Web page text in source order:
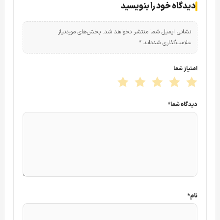
این شرکت با بهره گیری از نیرو های کار آمد در بخش تحقیق و
مداربستهDAHUA DH-HAC-HDW1200TRQP-Aاز سری لایت
دیدگاه خود را بنویسید
نشانی ایمیل شما منتشر نخواهد شد. بخش‌های موردنیاز
علامت‌گذاری شده‌اند *
امتیاز شما
دیدگاه شما*
نام*